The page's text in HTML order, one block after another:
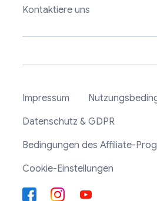
Kontaktiere uns
Impressum
Datenschutz & GDPR
Bedingungen des Affiliate-
Cookie-Einstellungen